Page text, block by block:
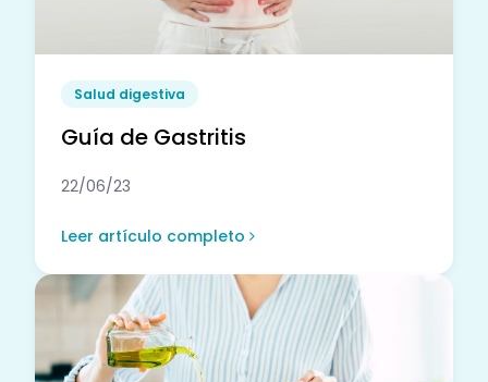
Salud digestiva
Guía de Gastritis
22/06/23
Leer artículo completo